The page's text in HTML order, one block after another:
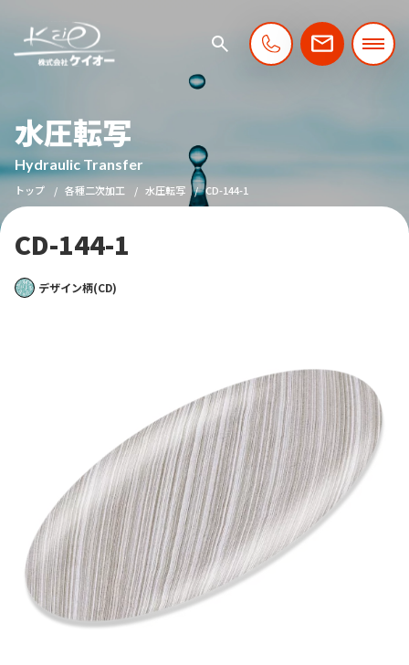
水圧転写
Hydraulic Transfer
トップ 各種二次加工 水圧転写 CD-144-1
CD-144-1
デザイン柄(CD)